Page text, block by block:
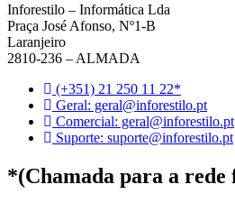
Inforestilo – Informática Lda
Praça José Afonso, Nº1-B
Laranjeiro
2810-236 – ALMADA
(+351) 21 250 11 22*
Geral: geral@inforestilo.pt
Comercial: geral@inforestilo.pt
Suporte: suporte@inforestilo.pt
*(Chamada para a rede